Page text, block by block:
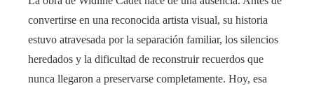
convertirse en una reconocida artista visual, su historia
estuvo atravesada por la separación familiar, los silencios
heredados y la dificultad de reconstruir recuerdos que
nunca llegaron a preservarse completamente. Hoy, esa